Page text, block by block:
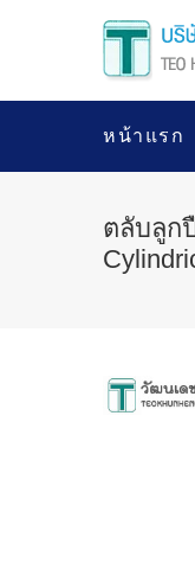
หน้าแรก
ตลับลูก